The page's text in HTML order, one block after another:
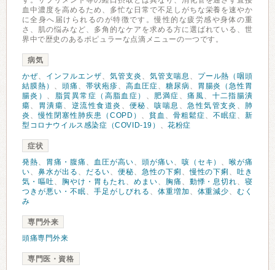
血中濃度を高めるため、多忙な日常で不足しがちな栄養を速やか
に全身へ届けられるのが特徴です。慢性的な疲労感や身体の重
さ、肌の悩みなど、多角的なケアを求める方に選ばれている、世
界中で歴史のあるポピュラーな点滴メニューの一つです。
病気
かぜ、 インフルエンザ、 気管支炎 、 気管支喘息 、
プール熱（咽頭
結膜熱） 、 頭痛 、 帯状疱疹、 高血圧症、 糖尿病、
胃腸炎（急性胃
腸炎） 、 脂質異常症（高脂血症） 、 肥満症 、痛風、 十二指腸潰
瘍、 胃潰瘍、 逆流性食道炎 、 便秘 、咳喘息 、急性気管支炎 、 肺
炎 、慢性閉塞性肺疾患（COPD） 、貧血 、骨粗鬆症、不眠症、新
型コロナウイルス感染症（COVID-19） 、花粉症
症状
発熱、 胃痛・腹痛 、 血圧が高い、 頭が痛い、 咳（セキ） 、喉が痛
い、 鼻水が出る 、 だるい、 便秘、 急性の下痢 、慢性の下痢 、吐き
気・嘔吐、 胸やけ・胃もたれ、 めまい、 胸痛 、 動悸・息切れ、寝
つきが悪い・不眠、 手足がしびれる 、 体重増加 、 体重減少、むく
み
専門外来
頭痛専門外来
専門医・資格